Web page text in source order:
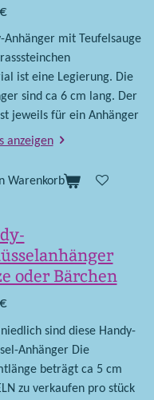
Anhänger mit Teufelsauge
ist eine Legierung. Die
sind ca 6 cm lang. Der
jeweils für ein Anhänger
anzeigen
Warenkorb
oder Bärchen
sind diese Handy-
Anhänger Die
beträgt ca 5 cm
zu verkaufen pro stück